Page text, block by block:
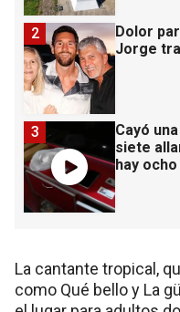
Dolor
Jorge
2
Cayó
siete
hay
3
La cantante tropical,
como Qué bello y La